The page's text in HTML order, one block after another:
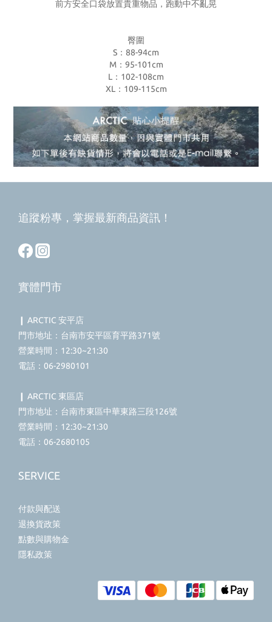
前方安全口袋放置貴重物品，跑動中不亂晃
臀圍
S：88-94cm
M：95-101cm
L：102-108cm
XL：109-115cm
追蹤粉專，掌握最新商品資訊！
實體門市
❙ ARCTIC 安平店
門市地址：台南市安平區育平路371號
營業時間：12:30~21:30
電話：06-2980101
❙ ARCTIC 東區店
門市地址：台南市東區中華東路三段126號
營業時間：12:30~21:30
電話：06-2680105
SERVICE
付款與配送
退換貨政策
點數與購物金
隱私政策